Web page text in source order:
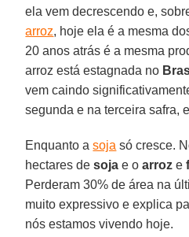
ela vem decrescendo e,
arroz, hoje ela é a mesma
20 anos atrás é a mesma
arroz está estagnada no
vem caindo
segunda e na terceira safra,
Enquanto asoja só cresce.
hectares desoja e oarroz e
Perderam 30% de área na
muito expressivo e explica
nós estamos vivendo hoje.